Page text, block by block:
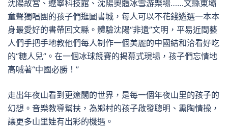
沈陽故宮、遼寧科技館、沈陽奧體冰雪游樂場……文縣東壩
童聲獨唱團的孩子們逛圖書城，每人可以不花錢遴選一本本
身最愛好的書帶回文縣。體驗沈陽“非遺”文明，平易近間藝
人們手把手地教他們每人制作一個美麗的中國結和洽看好吃
的“糖人兒”。在一個冰球競賽的揭幕式現場，孩子們忘情地
高喊著“中國必勝！”
走出年夜山看到更遼闊的世界，是每一個年夜山里的孩子的
幻想。音樂教導幫扶，為鄉村的孩子啟發聰明、熏陶情操，
讓更多山里娃有出彩的機遇。